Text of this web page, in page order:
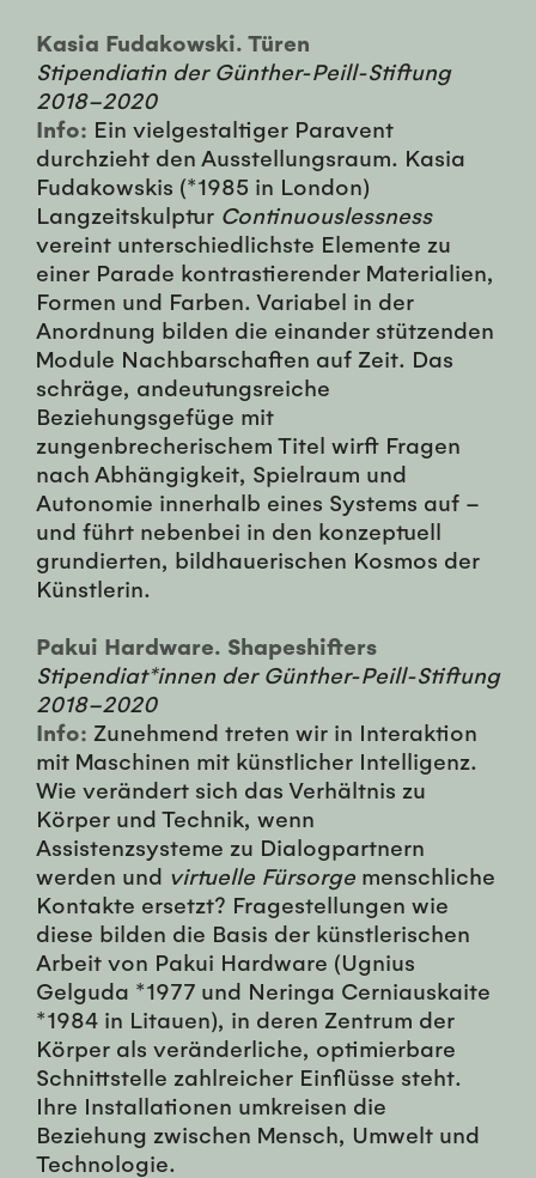
Kasia Fudakowski. Türen
Stipendiatin der Günther-Peill-Stiftung
2018–2020
Info: Ein vielgestaltiger Paravent
durchzieht den Ausstellungsraum. Kasia
Fudakowskis (*1985 in London)
Langzeitskulptur Continuouslessness
vereint unterschiedlichste Elemente zu
einer Parade kontrastierender Materialien,
Formen und Farben. Variabel in der
Anordnung bilden die einander stützenden
Module Nachbarschaften auf Zeit. Das
schräge, andeutungsreiche
Beziehungsgefüge mit
zungenbrecherischem Titel wirft Fragen
nach Abhängigkeit, Spielraum und
Autonomie innerhalb eines Systems auf –
und führt nebenbei in den konzeptuell
grundierten, bildhauerischen Kosmos der
Künstlerin.
Pakui Hardware. Shapeshifters
Stipendiat*innen der Günther-Peill-Stiftung
2018–2020
Info: Zunehmend treten wir in Interaktion
mit Maschinen mit künstlicher Intelligenz.
Wie verändert sich das Verhältnis zu
Körper und Technik, wenn
Assistenzsysteme zu Dialogpartnern
werden und virtuelle Fürsorge menschliche
Kontakte ersetzt? Fragestellungen wie
diese bilden die Basis der künstlerischen
Arbeit von Pakui Hardware (Ugnius
Gelguda *1977 und Neringa Cerniauskaite
*1984 in Litauen), in deren Zentrum der
Körper als veränderliche, optimierbare
Schnittstelle zahlreicher Einflüsse steht.
Ihre Installationen umkreisen die
Beziehung zwischen Mensch, Umwelt und
Technologie.